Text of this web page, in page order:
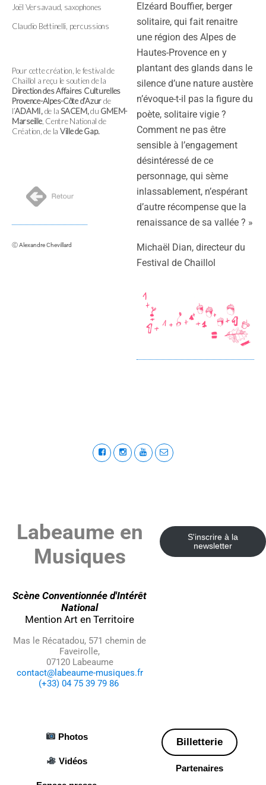
Joël Versavaud, saxophones
Claudio Bettinelli, percussions
Pour cette création, le festival de
Chaillol a reçu le soutien de la
Direction des Affaires Culturelles
Provence-Alpes-Côte d’Azurde
l’ADAMI,de laSACEM,du GMEM-
Marseille, Centre National de
Création, de la Ville de Gap.
Ⓒ Alexandre Chevillard
Elzéard Bouffier, berger
solitaire, qui fait renaitre
une région des Alpes de
Hautes-Provence en y
plantant des glands dans le
silence d’une nature austère
n’évoque-t-il pas la figure du
poète, solitaire vigie ?
Comment ne pas être
sensible à l’engagement
désintéressé de ce
personnage, qui sème
inlassablement, n’espérant
d’autre récompense que la
renaissance de sa vallée ? »
Michaël Dian, directeur du
Festival de Chaillol
Labeaume en
Musiques
Scène Conventionnée d'Intérêt
National
Mention Art en Territoire
Mas le Récatadou, 571 chemin de
Faveirolle,
07120 Labeaume
contact@labeaume-musiques.fr
(+33) 04 75 39 79 86
S'inscrire à la
newsletter
Photos
Vidéos
Billetterie
Partenaires